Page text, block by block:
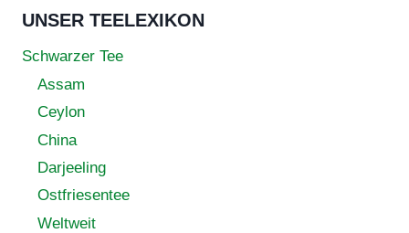
UNSER TEELEXIKON
Schwarzer Tee
Assam
Ceylon
China
Darjeeling
Ostfriesentee
Weltweit